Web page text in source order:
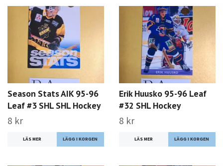
Season Stats AIK 95-96
Leaf #3 SHL SHL Hockey
8 kr
LÄS MER
Erik Huusko 95-96 Leaf
#32 SHL Hockey
8 kr
LÄS MER